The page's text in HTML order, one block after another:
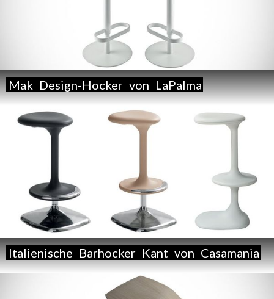
Mak Design-Hocker von LaPalma
Italienische Barhocker Kant von Casamania